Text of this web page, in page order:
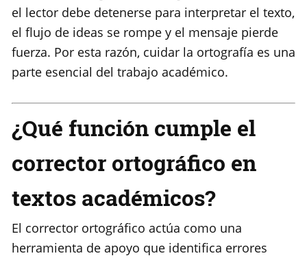
el lector debe detenerse para interpretar el texto,
el flujo de ideas se rompe y el mensaje pierde
fuerza. Por esta razón, cuidar la ortografía es una
parte esencial del trabajo académico.
¿Qué función cumple el
corrector ortográfico en
textos académicos?
El corrector ortográfico actúa como una
herramienta de apoyo que identifica errores